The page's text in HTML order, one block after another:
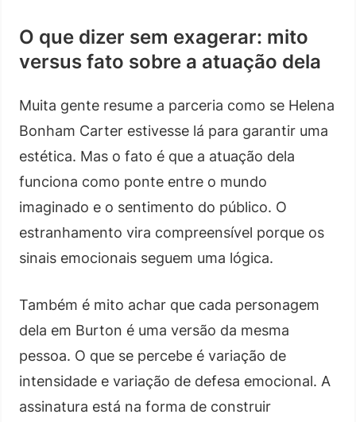
O que dizer sem exagerar: mito
versus fato sobre a atuação dela
Muita gente resume a parceria como se Helena
Bonham Carter estivesse lá para garantir uma
estética. Mas o fato é que a atuação dela
funciona como ponte entre o mundo
imaginado e o sentimento do público. O
estranhamento vira compreensível porque os
sinais emocionais seguem uma lógica.
Também é mito achar que cada personagem
dela em Burton é uma versão da mesma
pessoa. O que se percebe é variação de
intensidade e variação de defesa emocional. A
assinatura está na forma de construir